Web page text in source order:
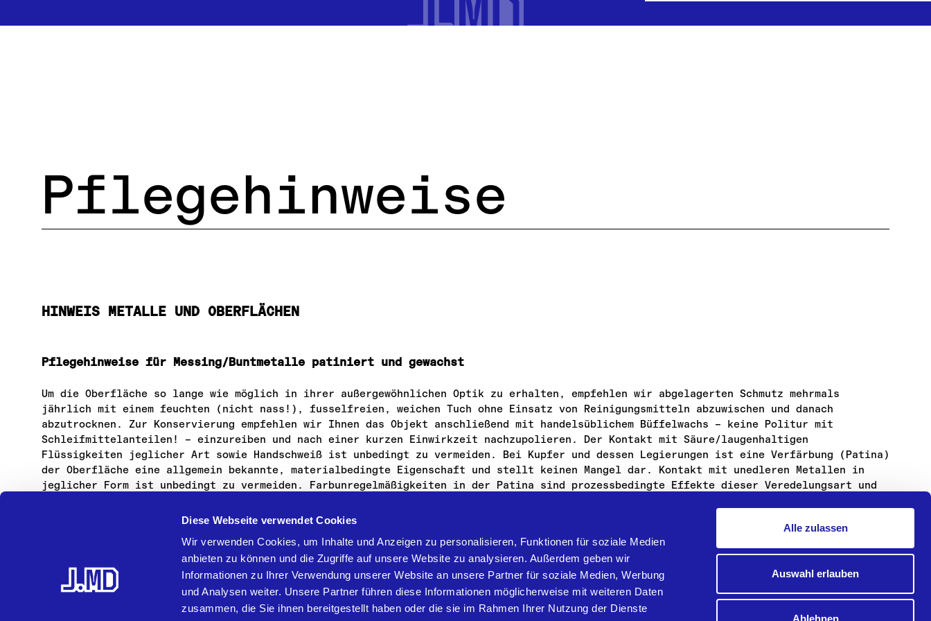
Diese Webseite verwendet Cookies
Wir verwenden Cookies, um Inhalte und Anzeigen zu personalisieren, Funktionen für soziale Medien
anbieten zu können und die Zugriffe auf unsere Website zu analysieren. Außerdem geben wir
Informationen zu Ihrer Verwendung unserer Website an unsere Partner für soziale Medien, Werbung
und Analysen weiter. Unsere Partner führen diese Informationen möglicherweise mit weiteren Daten
zusammen, die Sie ihnen bereitgestellt haben oder die sie im Rahmen Ihrer Nutzung der Dienste
Alle zulassen
Auswahl erlauben
Ablehnen
Pflegehinweise
HINWEIS METALLE UND OBERFLÄCHEN
Pflegehinweise für Messing/Buntmetalle patiniert und gewachst
Um die Oberfläche so lange wie möglich in ihrer außergewöhnlichen Optik zu erhalten, empfehlen wir abgelagerten Schmutz mehrmals
jährlich mit einem feuchten (nicht nass!), fusselfreien, weichen Tuch ohne Einsatz von Reinigungsmitteln abzuwischen und danach
abzutrocknen. Zur Konservierung empfehlen wir Ihnen das Objekt anschließend mit handelsüblichem Büffelwachs – keine Politur mit
Schleifmittelanteilen! – einzureiben und nach einer kurzen Einwirkzeit nachzupolieren. Der Kontakt mit Säure/laugenhaltigen
Flüssigkeiten jeglicher Art sowie Handschweiß ist unbedingt zu vermeiden. Bei Kupfer und dessen Legierungen ist eine Verfärbung (Patina)
der Oberfläche eine allgemein bekannte, materialbedingte Eigenschaft und stellt keinen Mangel dar. Kontakt mit unedleren Metallen in
jeglicher Form ist unbedingt zu vermeiden. Farbunregelmäßigkeiten in der Patina sind prozessbedingte Effekte dieser Veredelungsart und
Pulverbeschichtete Oberflächen
nur reines Wasser (maximal 25 °C) gegebenenfalls mit geringen Zusätzen von neutralen Waschmitteln (pH 7) verwenden – unter Zuhilfenahme von weichen,
nicht abrasiven Tüchern, Lappen oder Industriewatte
starkes Reiben ist zu unterlassen